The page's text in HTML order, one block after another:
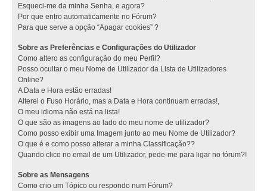
Esqueci-me da minha Senha, e agora?
Por que entro automaticamente no Fórum?
Para que serve a opção “Apagar cookies” ?
Sobre as Preferências e Configurações do Utilizador
Como altero as configuração do meu Perfil?
Posso ocultar o meu Nome de Utilizador da Lista de Utilizadores
Online?
A Data e Hora estão erradas!
Alterei o Fuso Horário, mas a Data e Hora continuam erradas!,
O meu idioma não está na lista!
O que são as imagens ao lado do meu nome de utilizador?
Como posso exibir uma Imagem junto ao meu Nome de Utilizador?
O que é e como posso alterar a minha Classificação??
Quando clico no email de um Utilizador, pede-me para ligar no fórum?!
Sobre as Mensagens
Como crio um Tópico ou respondo num Fórum?